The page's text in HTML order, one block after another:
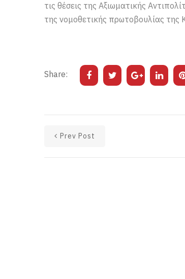
τις θέσεις της Αξιωματικής
της νομοθετικής πρωτοβουλίας της
Share:
Prev Post